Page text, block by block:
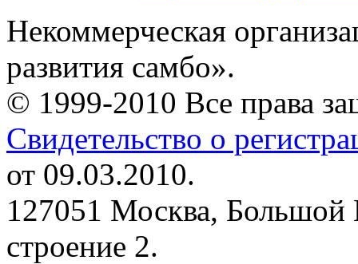
Некоммерческая
развития самбо».
© 1999-2010 Все права
Свидетельство о
от 09.03.2010.
127051 Москва, Большой
строение 2.